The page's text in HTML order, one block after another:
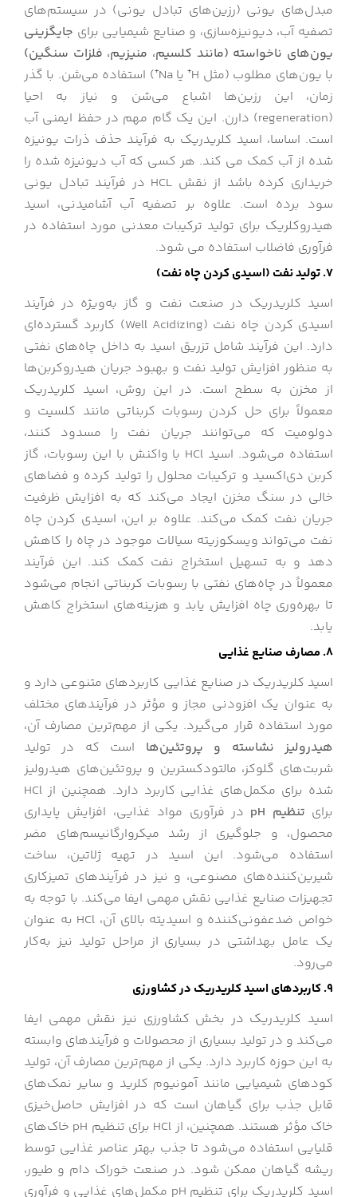
مبدل‌های یونی (رزین‌های تبادل یونی) در سیستم‌های
تصفیه آب، دیونیزه‌سازی، و صنایع شیمیایی برای جایگزینی
یون‌های ناخواسته (مانند کلسیم، منیزیم، فلزات سنگین)
با یون‌های مطلوب (مثل H⁺ یا Na⁺) استفاده می‌شن. با گذر
زمان، این رزین‌ها اشباع می‌شن و نیاز به احیا
(regeneration) دارن. این یک گام مهم در حفظ ایمنی آب
است. اساسا، اسید کلریدریک به فرآیند حذف ذرات یونیزه
شده از آب کمک می کند. هر کسی که آب دیونیزه شده را
خریداری کرده باشد از نقش HCL در فرآیند تبادل یونی
سود برده است. علاوه بر تصفیه آب آشامیدنی، اسید
هیدروکلریک برای تولید ترکیبات معدنی مورد استفاده در
فرآوری فاضلاب استفاده می شود.
7. تولید نفت (اسیدی کردن چاه نفت)
اسید کلریدریک در صنعت نفت و گاز به‌ویژه در فرآیند
اسیدی کردن چاه نفت (Well Acidizing) کاربرد گسترده‌ای
دارد. این فرآیند شامل تزریق اسید به داخل چاه‌های نفتی
به منظور افزایش تولید نفت و بهبود جریان هیدروکربن‌ها
از مخزن به سطح است. در این روش، اسید کلریدریک
معمولاً برای حل کردن رسوبات کربناتی مانند کلسیت و
دولومیت که می‌توانند جریان نفت را مسدود کنند،
استفاده می‌شود. اسید HCl با واکنش با این رسوبات، گاز
کربن دی‌اکسید و ترکیبات محلول را تولید کرده و فضاهای
خالی در سنگ مخزن ایجاد می‌کند که به افزایش ظرفیت
جریان نفت کمک می‌کند. علاوه بر این، اسیدی کردن چاه
نفت می‌تواند ویسکوزیته سیالات موجود در چاه را کاهش
دهد و به تسهیل استخراج نفت کمک کند. این فرآیند
معمولاً در چاه‌های نفتی با رسوبات کربناتی انجام می‌شود
تا بهره‌وری چاه افزایش یابد و هزینه‌های استخراج کاهش
یابد.
8. مصارف صنایع غذایی
اسید کلریدریک در صنایع غذایی کاربردهای متنوعی دارد و
به عنوان یک افزودنی مجاز و مؤثر در فرآیندهای مختلف
مورد استفاده قرار می‌گیرد. یکی از مهم‌ترین مصارف آن،
هیدرولیز نشاسته و پروتئین‌ها است که در تولید
شربت‌های گلوکز، مالتودکسترین و پروتئین‌های هیدرولیز
شده برای مکمل‌های غذایی کاربرد دارد. همچنین از HCl
برای تنظیم pH
در فرآوری مواد غذایی، افزایش پایداری
محصول، و جلوگیری از رشد میکروارگانیسم‌های مضر
استفاده می‌شود. این اسید در تهیه ژلاتین، ساخت
شیرین‌کننده‌های مصنوعی، و نیز در فرآیندهای تمیزکاری
تجهیزات صنایع غذایی نقش مهمی ایفا می‌کند. با توجه به
خواص ضدعفونی‌کننده و اسیدیته بالای آن، HCl به عنوان
یک عامل بهداشتی در بسیاری از مراحل تولید نیز به‌کار
می‌رود.
9. کاربردهای اسید کلریدریک در کشاورزی
اسید کلریدریک در بخش کشاورزی نیز نقش مهمی ایفا
می‌کند و در تولید بسیاری از محصولات و فرآیندهای وابسته
به این حوزه کاربرد دارد. یکی از مهم‌ترین مصارف آن، تولید
کودهای شیمیایی مانند آمونیوم کلرید و سایر نمک‌های
قابل جذب برای گیاهان است که در افزایش حاصل‌خیزی
خاک مؤثر هستند. همچنین، از HCl برای تنظیم pH خاک‌های
قلیایی استفاده می‌شود تا جذب بهتر عناصر غذایی توسط
ریشه گیاهان ممکن شود. در صنعت خوراک دام و طیور،
اسید کلریدریک برای تنظیم pH مکمل‌های غذایی و فرآوری